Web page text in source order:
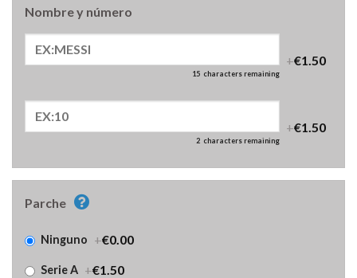
Nombre y número
15 characters remaining
+€1.50
2 characters remaining
+€1.50
Parche
Ninguno +€0.00
Serie A +€1.50